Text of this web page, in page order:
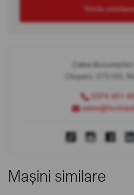
Trimite
Calea Bucureștilor
Otopeni, 075100,
0374 451
Mașini similare